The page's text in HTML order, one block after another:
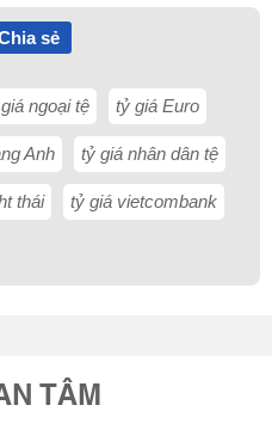
sẻ
ngoại tệ tỷ giá Euro
Anh tỷ giá nhân dân tệ
thái tỷ giá vietcombank
TÂM